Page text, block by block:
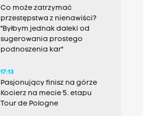
Co może zatrzymać
przestępstwa z nienawiści?
"Byłbym jednak daleki od
sugerowania prostego
podnoszenia kar"
17:13
Pasjonujący finisz na górze
Kocierz na mecie 5. etapu
Tour de Pologne